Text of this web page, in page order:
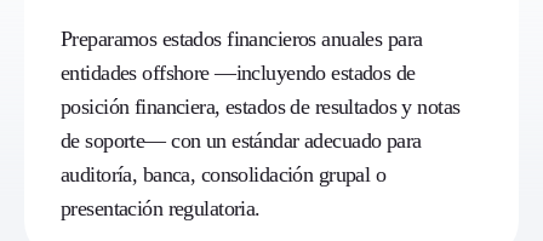
Preparamos estados financieros anuales para
entidades offshore —incluyendo estados de
posición financiera, estados de resultados y notas
de soporte— con un estándar adecuado para
auditoría, banca, consolidación grupal o
presentación regulatoria.